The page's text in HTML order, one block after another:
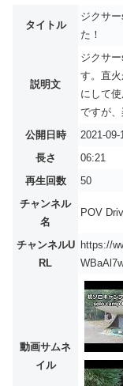
タイトル
ジクサ
た！
説明文
ジクサ
す。直
にして
ですが
公開日時
2021-
長さ
06:21
再生回数
50
チャンネル
名
POV
チャンネルU
RL
https://
動画サムネ
イル